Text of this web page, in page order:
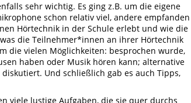
sehr wichtig. Es ging z.B. um die eigene
schon relativ viel, andere empfanden
Hörtechnik in der Schule erlebt und wie die
die Teilnehmer*innen an ihrer Hörtechnik
die vielen Möglichkeiten: besprochen wurde,
haben oder Musik hören kann; alternative
Und schließlich gab es auch Tipps,
viele lustige Aufgaben, die sie quer durchs